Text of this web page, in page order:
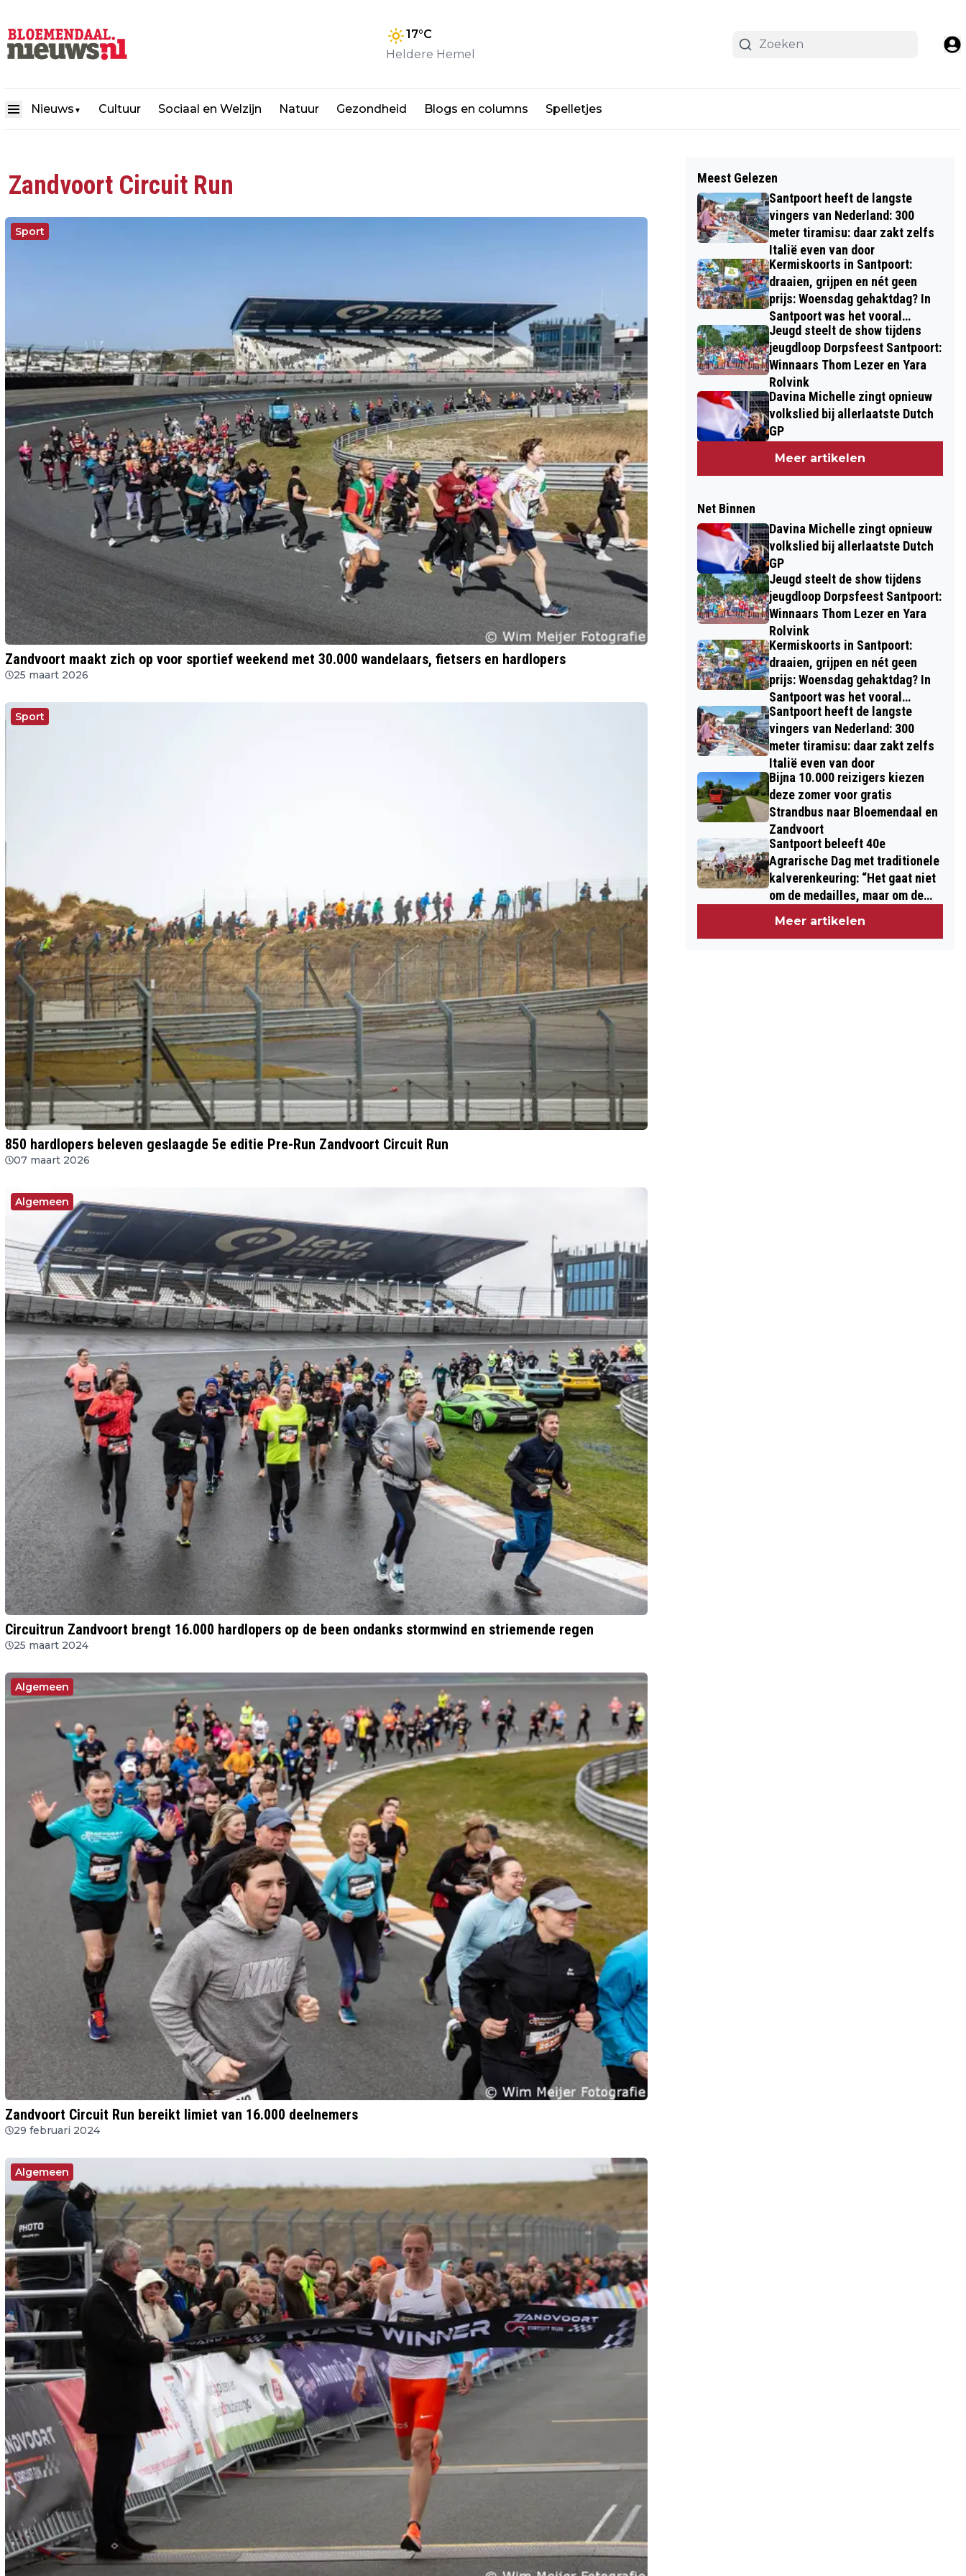
17°C
Heldere Hemel
Nieuws ▼ Cultuur Sociaal en Welzijn Natuur Gezondheid Blogs en columns Spelletjes
Zandvoort Circuit Run
Sport
Zandvoort maakt zich op voor sportief weekend met 30.000 wandelaars, fietsers en hardlopers
25 maart 2026
Sport
850 hardlopers beleven geslaagde 5e editie Pre-Run Zandvoort Circuit Run
07 maart 2026
Algemeen
Circuitrun Zandvoort brengt 16.000 hardlopers op de been ondanks stormwind en striemende regen
25 maart 2024
Algemeen
Zandvoort Circuit Run bereikt limiet van 16.000 deelnemers
29 februari 2024
Algemeen
Meest Gelezen
Santpoort heeft de langste
vingers van Nederland: 300
meter tiramisu: daar zakt zelfs
Italië even van door
Kermiskoorts in Santpoort:
draaien, grijpen en nét geen
prijs: Woensdag gehaktdag? In
Santpoort was het vooral
draaidag
Jeugd steelt de show tijdens
jeugdloop Dorpsfeest Santpoort:
Winnaars Thom Lezer en Yara
Rolvink
Davina Michelle zingt opnieuw
volkslied bij allerlaatste Dutch
GP
Meer artikelen
Net Binnen
Davina Michelle zingt opnieuw
volkslied bij allerlaatste Dutch
GP
Jeugd steelt de show tijdens
jeugdloop Dorpsfeest Santpoort:
Winnaars Thom Lezer en Yara
Rolvink
Kermiskoorts in Santpoort:
draaien, grijpen en nét geen
prijs: Woensdag gehaktdag? In
Santpoort was het vooral
draaidag
Santpoort heeft de langste
vingers van Nederland: 300
meter tiramisu: daar zakt zelfs
Italië even van door
Bijna 10.000 reizigers kiezen
deze zomer voor gratis
Strandbus naar Bloemendaal en
Zandvoort
Santpoort beleeft 40e
Agrarische Dag met traditionele
kalverenkeuring: “Het gaat niet
om de medailles, maar om de
Meer artikelen